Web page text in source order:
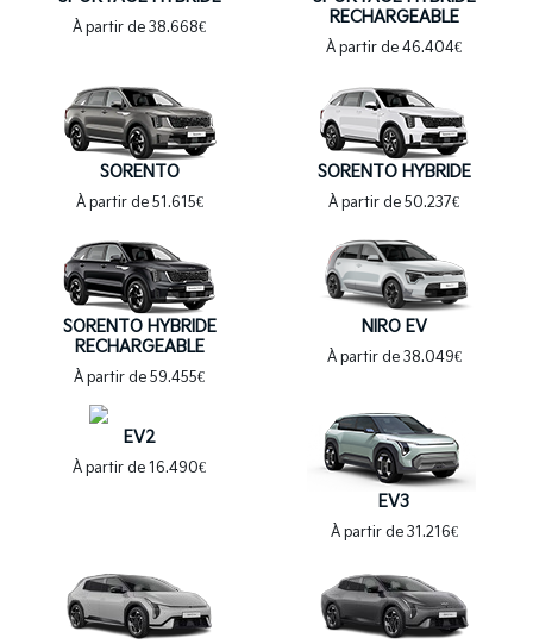
À partir de 38.668€
RECHARGEABLE
À partir de 46.404€
SORENTO
À partir de 51.615€
SORENTO HYBRIDE
À partir de 50.237€
SORENTO HYBRIDE
RECHARGEABLE
À partir de 59.455€
NIRO EV
À partir de 38.049€
EV2
À partir de 16.490€
EV3
À partir de 31.216€